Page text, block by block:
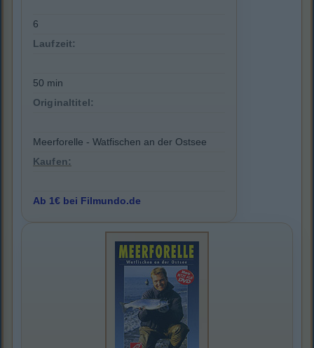
6
Laufzeit:
50 min
Originaltitel:
Meerforelle - Watfischen an der Ostsee
Kaufen:
Ab 1€ bei Filmundo.de